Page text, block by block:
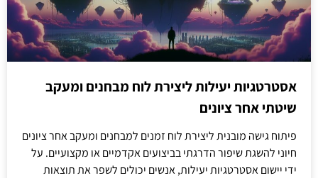
אסטרטגיות יעילות ליצירת לוח מבחנים ומעקב
שיטתי אחר ציונים
פיתוח גישה מובנית ליצירת לוח זמנים למבחנים ומעקב אחר ציונים
חיוני להשגת שיפור הדרגתי בביצועים אקדמיים או מקצועיים. על
ידי יישום אסטרטגיות יעילות, אנשים יכולים לשפר את תוצאות